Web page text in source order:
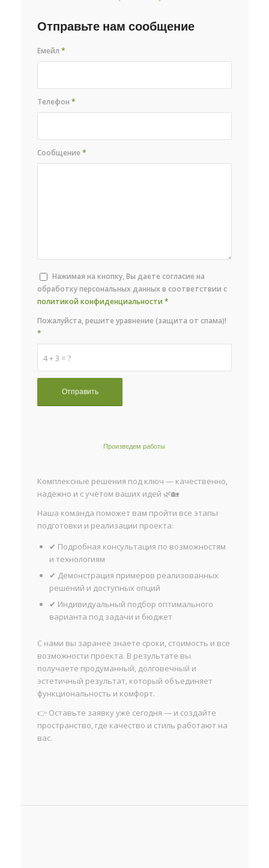
Отправьте нам сообщение
Емейл*
Телефон*
Сообщение*
Нажимая на кнопку, Вы даете согласие на
обработку персональных данных в соответствии с
политикой конфиденциальности *
4 + 3 = ?
Пожалуйста, решите уравнение (защита от спама)!
*
Произведем работы
Комплексные решения под ключ — качественно,
надёжно и с учётом ваших идей 🌿🏡
Наша команда поможет вам пройти все этапы
подготовки и реализации проекта:
✔ Подробная консультация по возможностям
и технологиям
✔ Демонстрация примеров реализованных
решений и доступных опций
✔ Индивидуальный подбор оптимального
варианта под задачи и бюджет
С нами вы заранее знаете сроки, стоимость и все
возможности проекта. В результате вы
получаете продуманный, долговечный и
эстетичный результат, который объединяет
функциональность и комфорт.
👉 Оставьте заявку уже сегодня — и создайте
пространство, где качество и стиль работают на
вас.